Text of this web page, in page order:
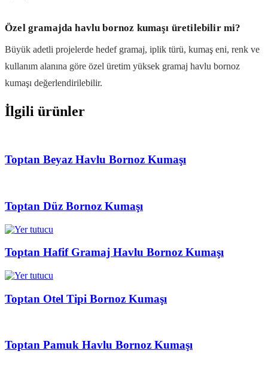
Özel gramajda havlu bornoz kumaşı üretilebilir mi?
Büyük adetli projelerde hedef gramaj, iplik türü, kumaş eni, renk ve
kullanım alanına göre özel üretim yüksek gramaj havlu bornoz
kumaşı değerlendirilebilir.
İlgili ürünler
Toptan Beyaz Havlu Bornoz Kumaşı
Toptan Düz Bornoz Kumaşı
Toptan Hafif Gramaj Havlu Bornoz Kumaşı
Toptan Otel Tipi Bornoz Kumaşı
Toptan Pamuk Havlu Bornoz Kumaşı